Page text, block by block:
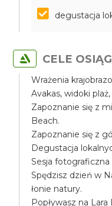
degustacja
CELE
Wrażenia
Avakas, widoki
Zapoznanie się z
Beach.
Zapoznanie się z
Degustacja
Sesja fotograficzna
Spędzisz dzień w
łonie natury.
Popływasz na Lara